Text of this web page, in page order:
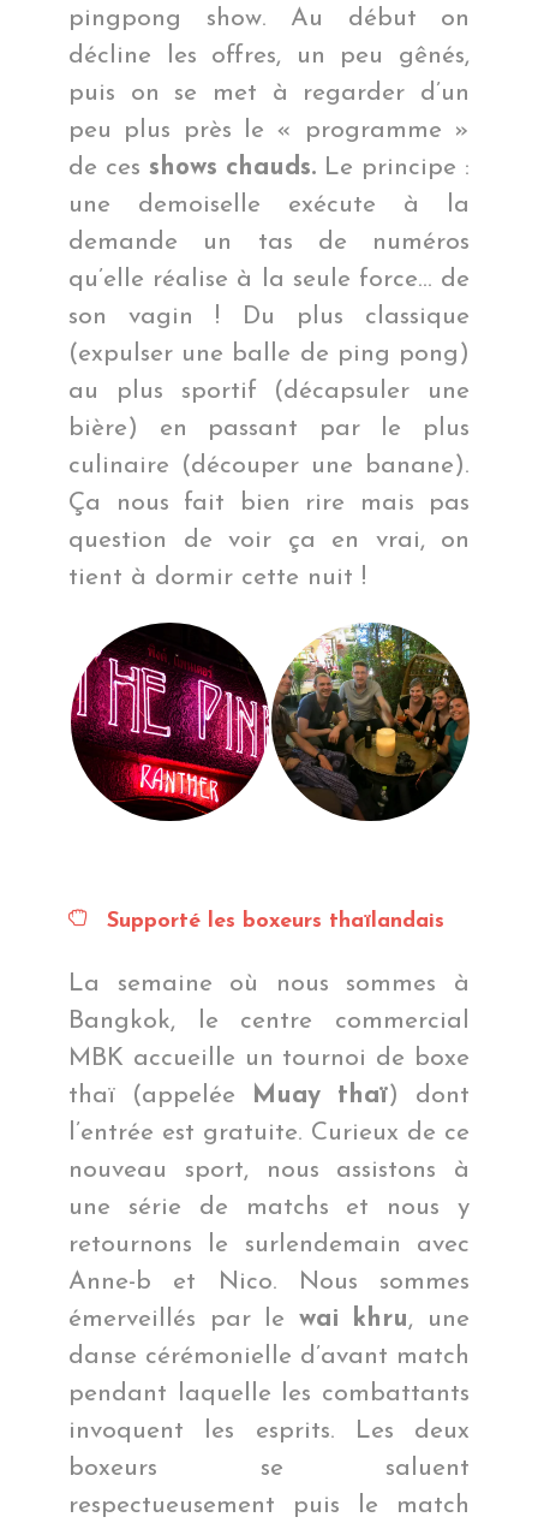
pingpong show. Au début on
décline les offres, un peu gênés,
puis on se met à regarder d’un
peu plus près le « programme »
de ces shows chauds. Le principe :
une demoiselle exécute à la
demande un tas de numéros
qu’elle réalise à la seule force… de
son vagin ! Du plus classique
(expulser une balle de ping pong)
au plus sportif (décapsuler une
bière) en passant par le plus
culinaire (découper une banane).
Ça nous fait bien rire mais pas
question de voir ça en vrai, on
tient à dormir cette nuit !
Supporté les boxeurs thaïlandais
La semaine où nous sommes à
Bangkok, le centre commercial
MBK accueille un tournoi de boxe
thaï (appelée
Muay thaï) dont
l’entrée est gratuite. Curieux de ce
nouveau sport, nous assistons à
une série de matchs et nous y
retournons le surlendemain avec
Anne-b et Nico. Nous sommes
émerveillés par le wai khru, une
danse cérémonielle d’avant match
pendant laquelle les combattants
invoquent les esprits. Les deux
boxeurs se saluent
respectueusement puis le match